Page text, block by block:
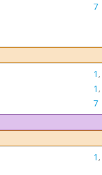
7
1,
1,
7
1,